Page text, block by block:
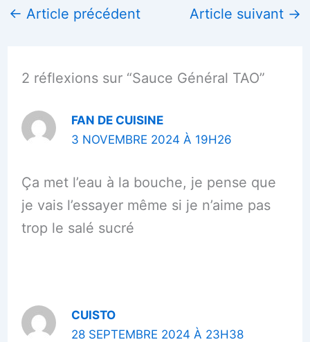
← Article précédent Article suivant →
2 réflexions sur “Sauce Général TAO”
FAN DE CUISINE
3 NOVEMBRE 2024 À 19H26
Ça met l’eau à la bouche, je pense que
je vais l’essayer même si je n’aime pas
trop le salé sucré
CUISTO
28 SEPTEMBRE 2024 À 23H38